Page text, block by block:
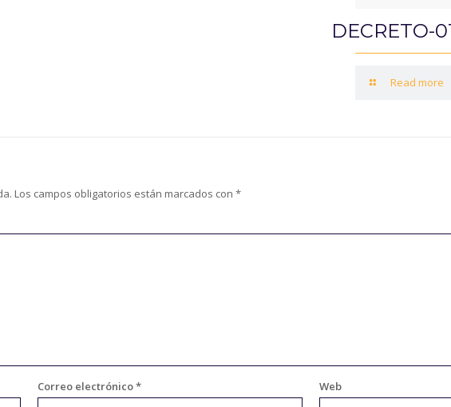
DECRETO-
Read more
Los campos obligatorios están marcados con *
Correo electrónico* Web